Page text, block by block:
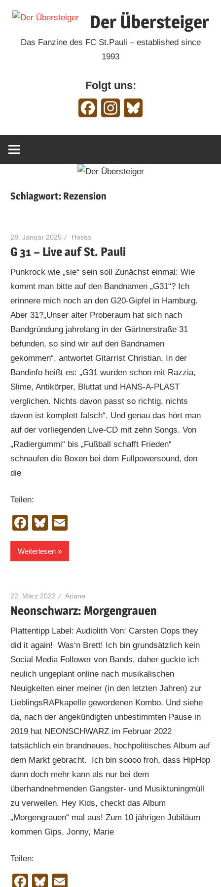
Inhalt
Der Übersteiger
Das Fanzine des FC St.Pauli – established since
1993
Folgt uns:
FacebookInstagram
Schlagwort: Rezension
28. Januar 2025 Hossa
G 31 – Live auf St. Pauli
Punkrock wie „sie“ sein soll Zunächst einmal: Wie
kommt man bitte auf den Bandnamen „G31“? Ich
erinnere mich noch an den G20-Gipfel in Hamburg.
Aber 31?„Unser alter Proberaum hat sich nach
Bandgründung jahrelang in der Gärtnerstraße 31
befunden, so sind wir auf den Bandnamen
gekommen“, antwortet Gitarrist Christian. In der
Bandinfo heißt es: „G31 wurden schon mit Razzia,
Slime, Antikörper, Bluttat und HANS-A-PLAST
verglichen. Nichts davon passt so richtig, nichts
davon ist komplett falsch“. Und genau das hört man
auf der vorliegenden Live-CD mit zehn Songs. Von
„Radiergummi“ bis „Fußball schafft Frieden“
schnaufen die Boxen bei dem Fullpowersound, den
die
Teilen:
Facebook
Bluesky
Weiterlesen
22. März 2022 Ariane
Neonschwarz: Morgengrauen
Plattentipp Label: Audiolith Von: Carsten Oops they
did it again! Was‘n Brett! Ich bin grundsätzlich kein
Social Media Follower von Bands, daher guckte ich
neulich ungeplant online nach musikalischen
Neuigkeiten einer meiner (in den letzten Jahren) zur
LieblingsRAPkapelle gewordenen Kombo. Und siehe
da, nach der angekündigten unbestimmten Pause in
2019 hat NEONSCHWARZ im Februar 2022
tatsächlich ein brandneues, hochpolitisches Album auf
dem Markt gebracht. Ich bin soooo froh, dass HipHop
dann doch mehr kann als nur bei dem
überhandnehmenden Gangster- und Musiktuningmüll
zu verweilen. Hey Kids, checkt das Album
„Morgengrauen“ mal aus! Zum 10 jährigen Jubiläum
kommen Gips, Jonny, Marie
Teilen:
Facebook
Bluesky